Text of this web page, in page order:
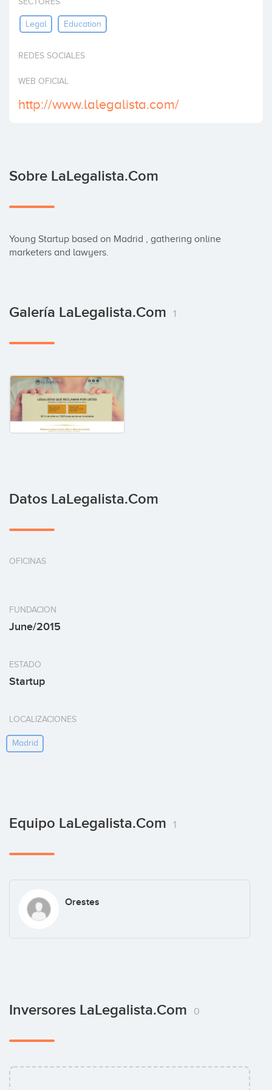
Legal Education
REDES SOCIALES
WEB OFICIAL
http://www.lalegalista.com/
Sobre LaLegalista.com
Young Startup based on Madrid , gathering online
marketers and lawyers.
Galería LaLegalista.com 1
Datos LaLegalista.com
OFICINAS
FUNDACION
June/2015
ESTADO
Startup
LOCALIZACIONES
Madrid
Equipo LaLegalista.com 1
Orestes
Inversores LaLegalista.com 0